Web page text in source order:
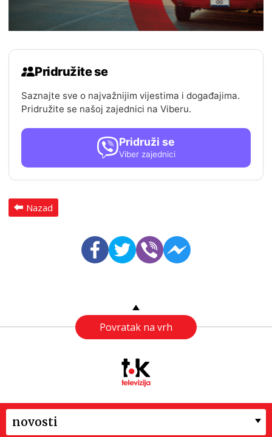
Pridružite se
Saznajte sve o najvažnijim vijestima i događajima.
Pridružite se našoj zajednici na Viberu.
Pridruži se
Viber zajednici
Nazad
Povratak na vrh
novosti